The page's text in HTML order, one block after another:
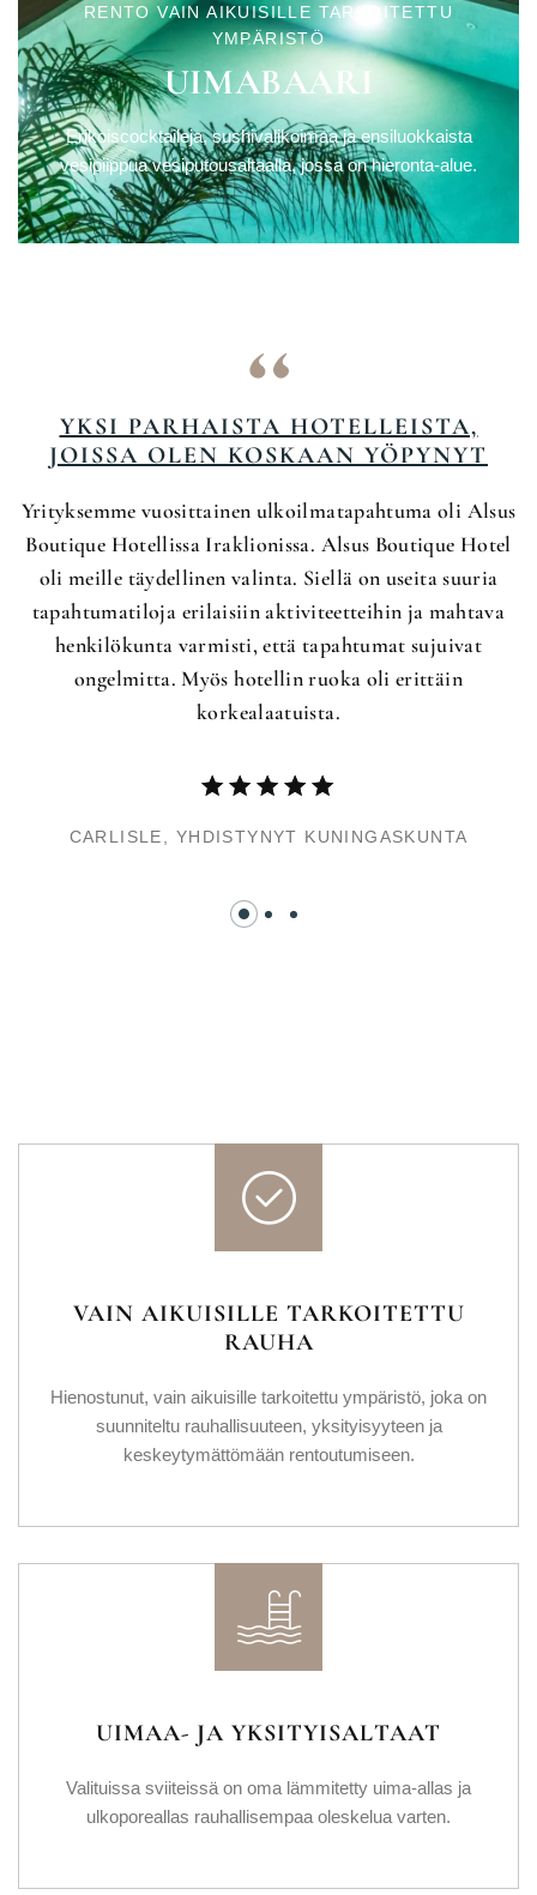
RENTO VAIN AIKUISILLE TARKOITETTU
YMPÄRISTÖ
UIMABAARI
Erikoiscocktaileja, sushivalikoimaa ja ensiluokkaista
vesipiippua vesiputousaltaalla, jossa on hieronta-alue.
YKSI PARHAISTA HOTELLEISTA,
JOISSA OLEN KOSKAAN YÖPYNYT
Yrityksemme vuosittainen ulkoilmatapahtuma oli Alsus
Boutique Hotellissa Iraklionissa. Alsus Boutique Hotel
oli meille täydellinen valinta. Siellä on useita suuria
tapahtumatiloja erilaisiin aktiviteetteihin ja mahtava
henkilökunta varmisti, että tapahtumat sujuivat
ongelmitta. Myös hotellin ruoka oli erittäin
korkealaatuista.
CARLISLE, YHDISTYNYT KUNINGASKUNTA
VAIN AIKUISILLE TARKOITETTU
RAUHA
Hienostunut, vain aikuisille tarkoitettu ympäristö, joka on
suunniteltu rauhallisuuteen, yksityisyyteen ja
keskeytymättömään rentoutumiseen.
UIMAA- JA YKSITYISALTAAT
Valituissa sviiteissä on oma lämmitetty uima-allas ja
ulkoporeallas rauhallisempaa oleskelua varten.